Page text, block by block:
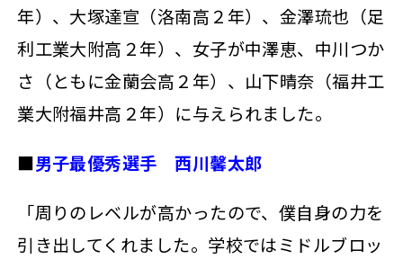
年）、大塚達宣（洛南高２年）、金澤琉也（足
利工業大附高２年）、女子が中澤恵、中川つか
さ（ともに金蘭会高２年）、山下晴奈（福井工
業大附福井高２年）に与えられました。
■男子最優秀選手 西川馨太郎
「周りのレベルが高かったので、僕自身の力を
引き出してくれました。学校ではミドルブロッ